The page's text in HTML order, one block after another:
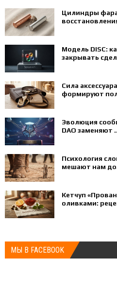
Цилиндры
Модель DISC:
закрывать
Сила
формируют
Эволюция
DAO заменяют
Психология
мешают нам
Кетчуп
оливками:
МЫ В FACEBOOK